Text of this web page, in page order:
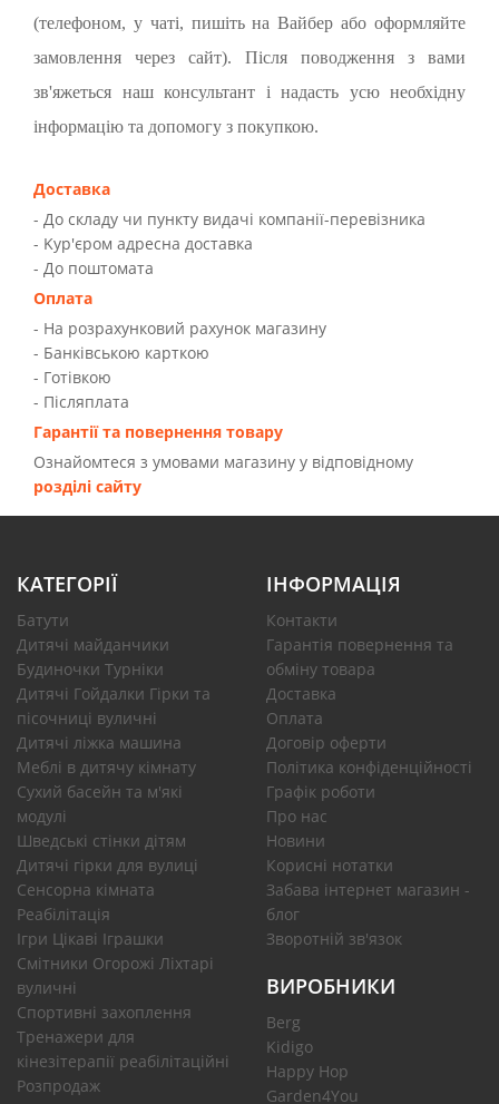
(телефоном, у чаті, пишіть на Вайбер або оформляйте
замовлення через сайт). Після поводження з вами
зв'яжеться наш консультант і надасть усю необхідну
інформацію та допомогу з покупкою.
Доставка
- До складу чи пункту видачі компанії-перевізника
- Kур'єром адресна доставка
- До поштомата
Оплата
- На розрахунковий рахунок магазину
- Банківською карткою
- Готівкою
- Післяплата
Гарантії та повернення товару
Ознайомтеся з умовами магазину у відповідному
розділі сайту
КАТЕГОРІЇ
Батути
Дитячі майданчики
Будиночки Турніки
Дитячі Гойдалки Гірки та
пісочниці вуличні
Дитячі ліжка машина
Меблі в дитячу кімнату
Сухий басейн та м'які
модулі
Шведські стінки дітям
Дитячі гірки для вулиці
Сенсорна кімната
Реабілітація
Ігри Цікаві Іграшки
Смітники Огорожі Ліхтарі
вуличні
Спортивні захоплення
Тренажери для
кінезітерапії реабілітаційні
Розпродаж
ІНФОРМАЦІЯ
Контакти
Гарантія повернення та
обміну товара
Доставка
Оплата
Договір оферти
Політика конфіденційності
Графік роботи
Про нас
Новини
Корисні нотатки
Забава інтернет магазин -
блог
Зворотній зв'язок
ВИРОБНИКИ
Berg
Kidigo
Happy Hop
Garden4You